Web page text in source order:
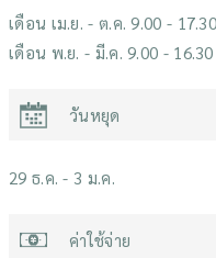
เดือน เม.ย. - ต.ค. 9.00 -
เดือน พ.ย. - มี.ค. 9.00 -
วันหยุด
29 ธ.ค. - 3 ม.ค.
ค่าใช้จ่าย